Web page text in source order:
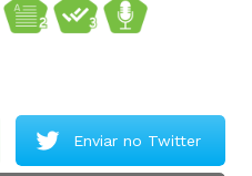
Enviar no Twitter